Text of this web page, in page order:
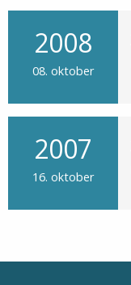
2008
08. oktober
2007
16. oktober